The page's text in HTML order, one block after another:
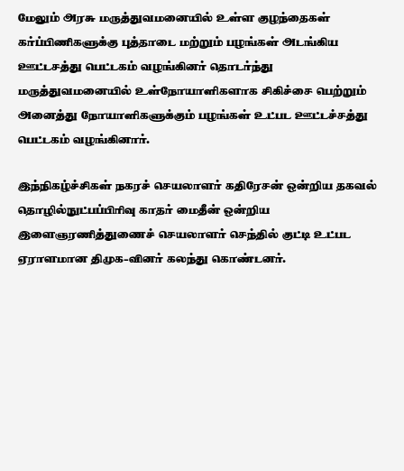
மேலும் அரசு மருத்துவமனையில் உள்ள குழந்தைகள்
கர்ப்பிணிகளுக்கு புத்தாடை மற்றும் பழங்கள் அடங்கிய
ஊட்டசத்து பெட்டகம் வழங்கினர் தொடர்ந்து
மருத்துவமனையில் உள்நோயாளிகளாக சிகிச்சை பெற்றும்
அனைத்து நோயாளிகளுக்கும் பழங்கள் உட்பட ஊட்டச்சத்து
பெட்டகம் வழங்கினார்.
இந்நிகழ்ச்சிகள் நகரச் செயலாளர் கதிரேசன் ஒன்றிய தகவல்
தொழில்நுட்பப்பிரிவு காதர் மைதீன் ஒன்றிய
இளைஞரணித்துணைச் செயலாளர் செந்தில் குட்டி உட்பட
ஏராளமான திமுக-வினர் கலந்து கொண்டனர்.